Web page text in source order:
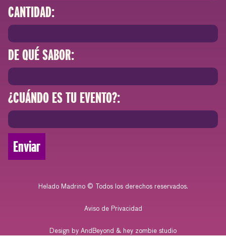
CANTIDAD:
DE QUÉ SABOR:
¿CUÁNDO ES TU EVENTO?:
Enviar
Helado Madrino © Todos los derechos reservados.
Aviso de Privacidad
Design by AndBeyond & hey zombie studio